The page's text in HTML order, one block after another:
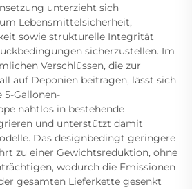
unterzieht sich
Lebensmittelsicherheit,
sowie strukturelle Integrität
sicherzustellen. Im
Verschlüssen, die zur
auf Deponien beitragen, lässt sich
Gallonen-
nahtlos in bestehende
und unterstützt damit
Das designbedingt geringere
zu einer Gewichtsreduktion, ohne
wodurch die Emissionen
gesamten Lieferkette gesenkt